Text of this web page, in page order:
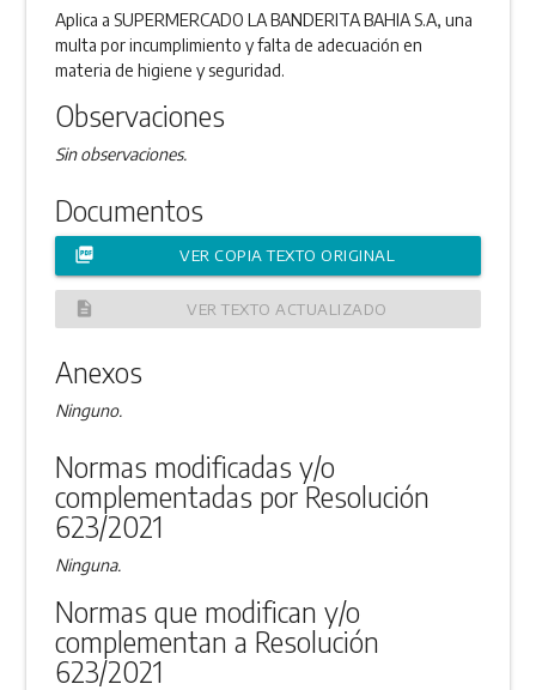
Aplica a SUPERMERCADO LA BANDERITA BAHIA S.A, una
multa por incumplimiento y falta de adecuación en
materia de higiene y seguridad.
Observaciones
Sin observaciones.
Documentos
picture_as_pdf VER COPIA TEXTO ORIGINAL
description VER TEXTO ACTUALIZADO
Anexos
Ninguno.
Normas modificadas y/o
complementadas por Resolución
623/2021
Ninguna.
Normas que modifican y/o
complementan a Resolución
623/2021